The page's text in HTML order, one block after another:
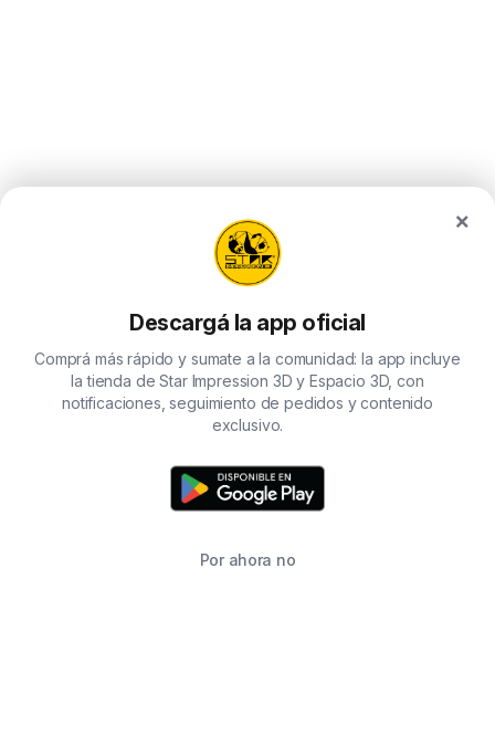
×
Descargá la app oficial
Comprá más rápido y sumate a la comunidad: la app incluye
la tienda de Star Impression 3D y Espacio 3D, con
notificaciones, seguimiento de pedidos y contenido
exclusivo.
Por ahora no